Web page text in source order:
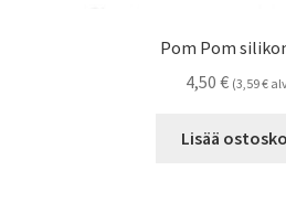
Pom Pom
4,50 € (3,59€
Lisää